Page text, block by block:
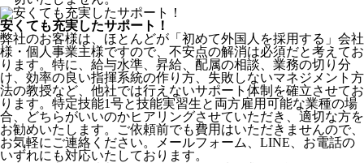
安くても充実したサポート！
弊社のお客様は、ほとんどが 「初めて外国人を採用する」 会社
様・個人事業主様ですので、不安点の解消は必須だと考えてお
ります。特に、給与水準、昇給、配属の相談、業務の切り分
け、効率の良い指揮系統の作り方、失敗しないマネジメント方
法の教授など、 他社では行えないサポート体制 を確立させてお
ります。特定技能1号と技能実習生と両方雇用可能な業種の場
合、どちらがいいのかヒアリングさせていただき、適切な方を
お勧めいたします。ご依頼前でも費用はいただきませんので、
お気軽にご連絡ください。メールフォーム、LINE、お電話の
いずれにも対応いたしております。